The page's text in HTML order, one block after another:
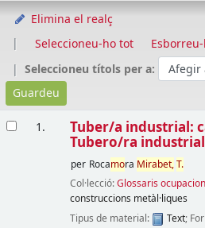
Elimina el realç
Seleccioneu-ho tot
Seleccioneu títols per a:
1. Tuber/a industrial:
Tubero/ra
per Rocamora Mirabet,T.
Col·lecció:Glossaris
construccions metàl·liques
Tipus de material:
Text;